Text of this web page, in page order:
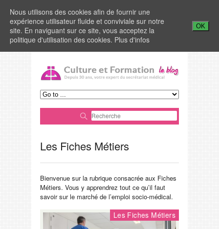
Les Fiches Métiers
Bienvenue sur la rubrique consacrée aux Fiches
Métiers. Vous y apprendrez tout ce qu’il faut
savoir sur le marché de l’emploi socio-médical.
Les Fiches Métiers
Nous utilisons des cookies afin de fournir une
expérience utilisateur fluide et conviviale sur notre
site. En naviguant sur ce site, vous acceptez la
politique d'utilisation des cookies. Plus d'infos
OK